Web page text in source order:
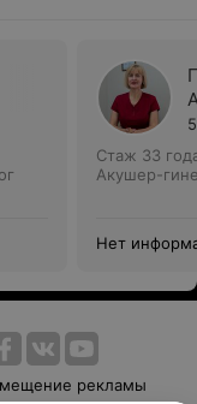
Стаж 33
Акушер-
Нет
рекламы